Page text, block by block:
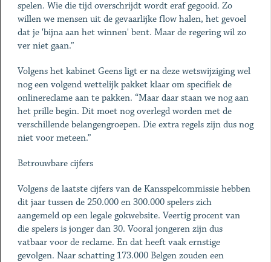
spelen. Wie die tijd overschrijdt wordt eraf gegooid. Zo
willen we mensen uit de gevaarlijke flow halen, het gevoel
dat je 'bijna aan het winnen' bent. Maar de regering wil zo
ver niet gaan.”
Volgens het kabinet Geens ligt er na deze wetswijziging wel
nog een volgend wettelijk pakket klaar om specifiek de
onlinereclame aan te pakken. “Maar daar staan we nog aan
het prille begin. Dit moet nog overlegd worden met de
verschillende belangengroepen. Die extra regels zijn dus nog
niet voor meteen.”
Betrouwbare cijfers
Volgens de laatste cijfers van de Kansspelcommissie hebben
dit jaar tussen de 250.000 en 300.000 spelers zich
aangemeld op een legale gokwebsite. Veertig procent van
die spelers is jonger dan 30. Vooral jongeren zijn dus
vatbaar voor de reclame. En dat heeft vaak ernstige
gevolgen. Naar schatting 173.000 Belgen zouden een